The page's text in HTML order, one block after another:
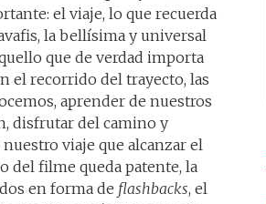
el viaje, lo que recuerda
la bellísima y universal
que de verdad importa
el recorrido del trayecto, las
aprender de nuestros
disfrutar del camino y
viaje que alcanzar el
del filme queda patente, la
en forma de flashbacks, el